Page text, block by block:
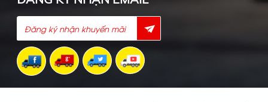
âm độ dày của thép đóng bồn do chủ đầu tư yêu cầu
thêm.
-Xe bồn chở dầu cá, mỡ cá, dầu thực vật